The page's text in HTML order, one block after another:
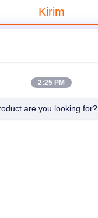
Kirim
2:25 PM
are you looking for?